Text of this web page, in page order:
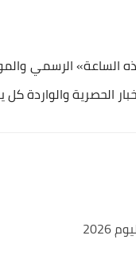
الرسمي
الحصرية والواردة